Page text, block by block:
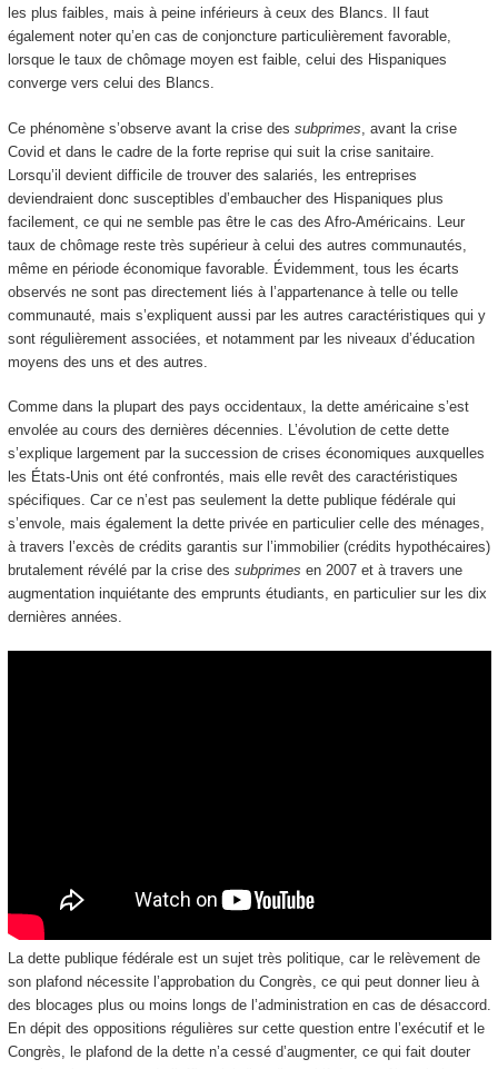
les plus faibles, mais à peine inférieurs à ceux des Blancs. Il faut
également noter qu’en cas de conjoncture particulièrement favorable,
lorsque le taux de chômage moyen est faible, celui des Hispaniques
converge vers celui des Blancs.
Ce phénomène s’observe avant la crise des subprimes , avant la crise
Covid et dans le cadre de la forte reprise qui suit la crise sanitaire.
Lorsqu’il devient difficile de trouver des salariés, les entreprises
deviendraient donc susceptibles d’embaucher des Hispaniques plus
facilement, ce qui ne semble pas être le cas des Afro-Américains. Leur
taux de chômage reste très supérieur à celui des autres communautés,
même en période économique favorable. Évidemment, tous les écarts
observés ne sont pas directement liés à l’appartenance à telle ou telle
communauté, mais s’expliquent aussi par les autres caractéristiques qui y
sont régulièrement associées, et notamment par les niveaux d’éducation
moyens des uns et des autres.
Comme dans la plupart des pays occidentaux, la dette américaine s’est
envolée au cours des dernières décennies. L’évolution de cette dette
s’explique largement par la succession de crises économiques auxquelles
les États-Unis ont été confrontés, mais elle revêt des caractéristiques
spécifiques. Car ce n’est pas seulement la dette publique fédérale qui
s’envole, mais également la dette privée en particulier celle des ménages,
à travers l’excès de crédits garantis sur l’immobilier (crédits hypothécaires)
brutalement révélé par la crise des subprimes en 2007 et à travers une
augmentation inquiétante des emprunts étudiants, en particulier sur les dix
dernières années.
La dette publique fédérale est un sujet très politique, car le relèvement de
son plafond nécessite l’approbation du Congrès, ce qui peut donner lieu à
des blocages plus ou moins longs de l’administration en cas de désaccord.
En dépit des oppositions régulières sur cette question entre l’exécutif et le
Congrès, le plafond de la dette n’a cessé d’augmenter, ce qui fait douter